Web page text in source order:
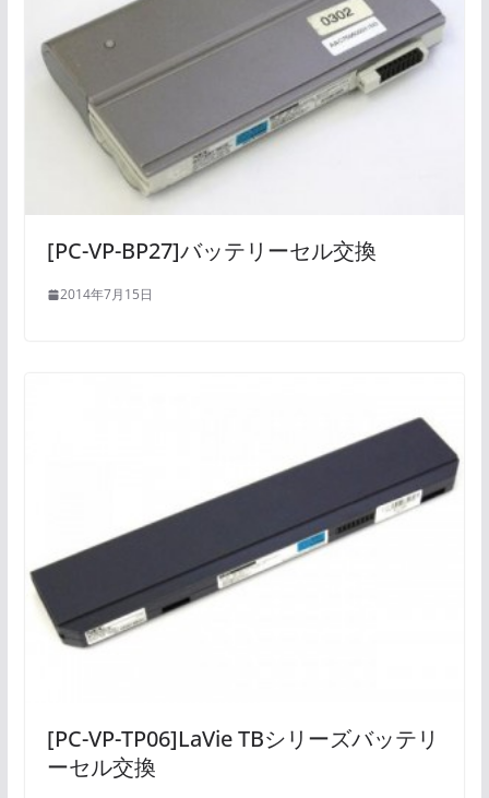
[PC-VP-BP27]バッテリーセル交換
2014年7月15日
[PC-VP-TP06]LaVie TBシリーズバッテリ
ーセル交換